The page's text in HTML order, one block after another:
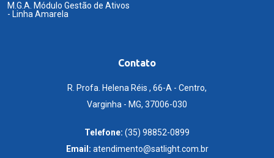
M.G.A. Módulo Gestão de Ativos
- Linha Amarela
Contato
R. Profa. Helena Réis , 66-A - Centro,
Varginha - MG, 37006-030
Telefone: (35) 98852-0899
Email: atendimento@satlight.com.br